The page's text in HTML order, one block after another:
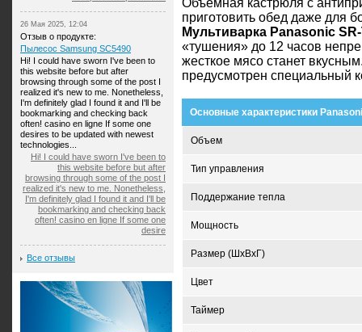
Объемная кастрюля с
приготовить обед даже для
Мультиварка Panasonic
«тушения» до 12 часов
жесткое мясо станет
предусмотрен специальный
Основные характеристики
Объем
Тип управления
Поддержание тепла
Мощность
Размер (ШxВxГ)
Цвет
Таймер
26 Мая 2025, 12:04
Отзыв о продукте:
Пылесос Samsung SC5490
Hi! I could have sworn I've been to
this website before but after
browsing through some of the post I
realized it's new to me. Nonetheless,
I'm definitely glad I found it and I'll be
bookmarking and checking back
often! casino en ligne If some one
desires to be updated with newest
technologies...
Hi! I could have sworn I've been to
this website before but after
browsing through some of the post I
realized it's new to me. Nonetheless,
I'm definitely glad I found it and I'll be
bookmarking and checking back
often! casino en ligne If some one
desire
Все отзывы